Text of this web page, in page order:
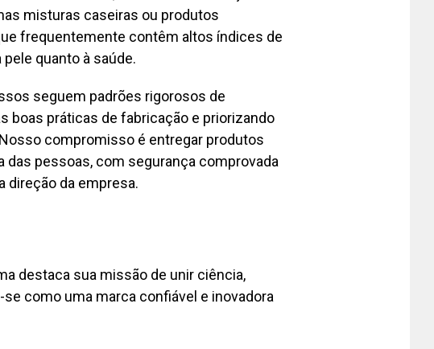
misturas caseiras ou produtos
frequentemente contêm altos índices de
quanto à saúde.
seguem padrões rigorosos de
boas práticas de fabricação e priorizando
compromisso é entregar produtos
pessoas, com segurança comprovada
direção da empresa.
destaca sua missão de unir ciência,
como uma marca confiável e inovadora